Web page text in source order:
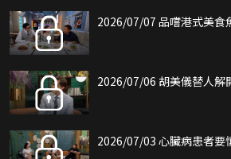
2026/07/07 品嚐港式美食
2026/07/06 胡美儀替人解
2026/07/03 心臟病患者要